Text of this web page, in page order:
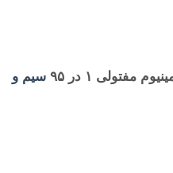
مفتولی ۱ در ۹۵
سیم و